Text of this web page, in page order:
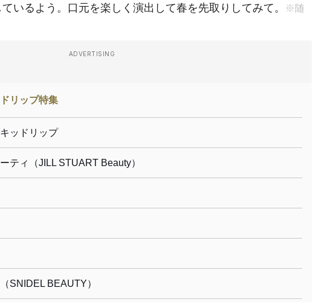
いるよう。口元を楽しく演出して春を先取りしてみて。
※随
ADVERTISING
リップ特集
ッドリップ
ティ（JILL STUART Beauty）
SNIDEL BEAUTY）